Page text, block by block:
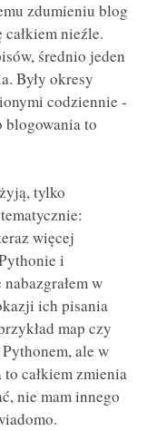
zdumieniu blog
nieźle.
średnio jeden
Były okresy
codziennie -
blogowania to
tylko
więcej
i
w
ich pisania
map czy
ale w
to całkiem zmienia
nie mam innego